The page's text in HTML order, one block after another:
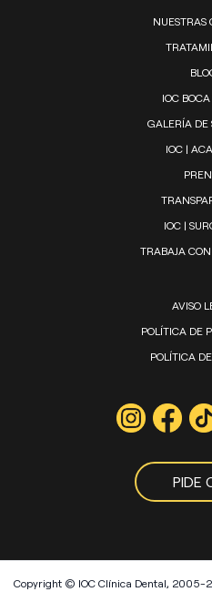
NUESTRAS
IOC
GALERÍA DE
IOC |
IOC |
TRABAJA CON
AVISO
POLÍTICA DE
POLÍTICA
PIDE
Copyright © IOC Clínica Dental, 2005-